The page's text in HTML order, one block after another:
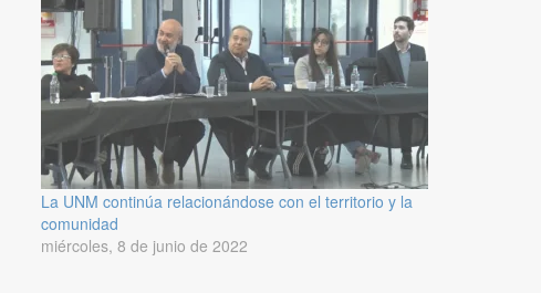
La UNM continúa relacionándose con el territorio y la
comunidad
miércoles, 8 de junio de 2022